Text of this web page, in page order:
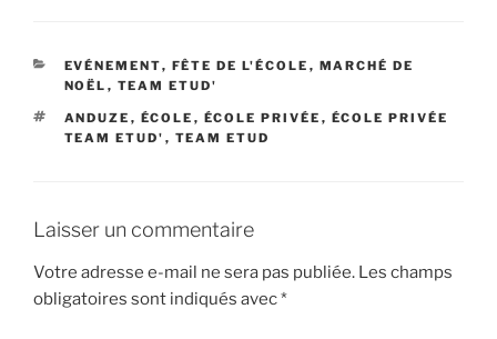
CATÉGORIES
EVÉNEMENT, FÊTE DE L'ÉCOLE , MARCHÉ DE
NOËL , TEAM ETUD'
ÉTIQUETTES
ANDUZE , ÉCOLE , ÉCOLE PRIVÉE , ÉCOLE PRIVÉE
TEAM ETUD' , TEAM ETUD
Laisser un commentaire
Votre adresse e-mail ne sera pas publiée. Les champs
obligatoires sont indiqués avec*